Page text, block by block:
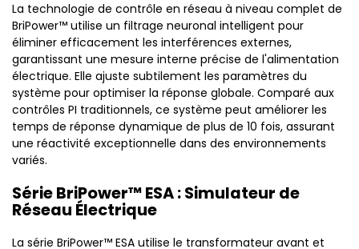
La technologie de contrôle en réseau à niveau complet de
BriPower™ utilise un filtrage neuronal intelligent pour
éliminer efficacement les interférences externes,
garantissant une mesure interne précise de l'alimentation
électrique. Elle ajuste subtilement les paramètres du
système pour optimiser la réponse globale. Comparé aux
contrôles PI traditionnels, ce système peut améliorer les
temps de réponse dynamique de plus de 10 fois, assurant
une réactivité exceptionnelle dans des environnements
variés.
Série BriPower™ ESA : Simulateur de
Réseau Électrique
La série BriPower™ ESA utilise le transformateur avant et